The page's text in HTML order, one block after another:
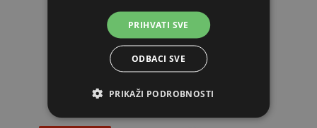
POVEZANI ARTIKLI
PRIHVATI SVE
ODBACI SVE
PRIKAŽI PODROBNOSTI